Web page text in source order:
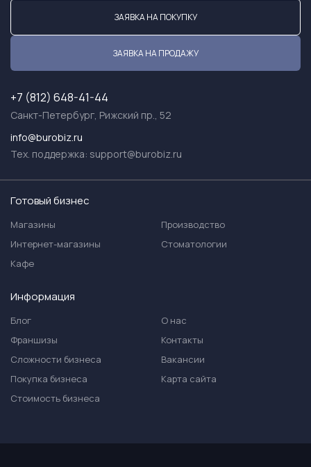
ЗАЯВКА НА ПОКУПКУ
ЗАЯВКА НА ПРОДАЖУ
+7 (812) 648-41-44
Санкт-Петербург, Рижский пр., 52
info@burobiz.ru
Тех. поддержка: support@burobiz.ru
Готовый бизнес
Магазины
Интернет-магазины
Кафе
Производство
Стоматологии
Информация
Блог
Франшизы
Сложности бизнеса
Покупка бизнеса
Стоимость бизнеса
О нас
Контакты
Вакансии
Карта сайта